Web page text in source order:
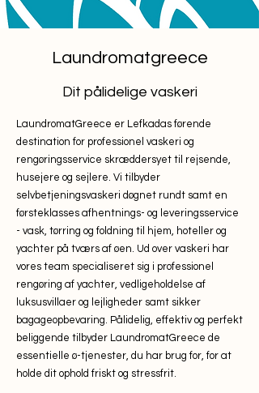
Laundromatgreece
Dit pålidelige vaskeri
LaundromatGreece er Lefkadas førende
destination for professionel vaskeri og
rengøringsservice skræddersyet til rejsende,
husejere og sejlere. Vi tilbyder
selvbetjeningsvaskeri døgnet rundt samt en
førsteklasses afhentnings- og leveringsservice
- vask, tørring og foldning til hjem, hoteller og
yachter på tværs af øen. Ud over vaskeri har
vores team specialiseret sig i professionel
rengøring af yachter, vedligeholdelse af
luksusvillaer og lejligheder samt sikker
bagageopbevaring. Pålidelig, effektiv og perfekt
beliggende tilbyder LaundromatGreece de
essentielle ø-tjenester, du har brug for, for at
holde dit ophold friskt og stressfrit.